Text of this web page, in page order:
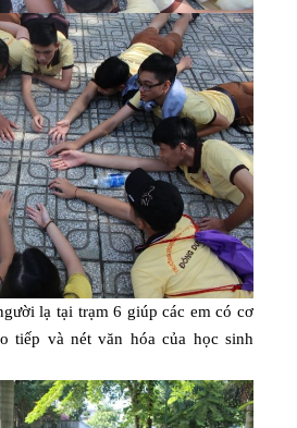
lạ tại trạm 6 giúp các em có cơ
tiếp và nét văn hóa của học sinh